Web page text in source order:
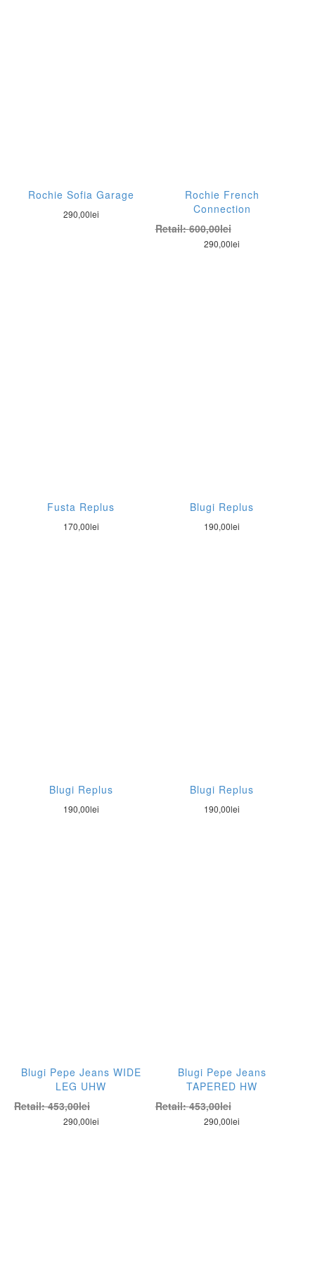
Rochie Sofia Garage
290,00lei
Rochie French
Connection
Retail:600,00lei
290,00lei
Fusta Replus
170,00lei
Blugi Replus
190,00lei
Blugi Replus
190,00lei
Blugi Replus
190,00lei
Blugi Pepe Jeans WIDE
LEG UHW
Retail:453,00lei
290,00lei
Blugi Pepe Jeans
TAPERED HW
Retail:453,00lei
290,00lei